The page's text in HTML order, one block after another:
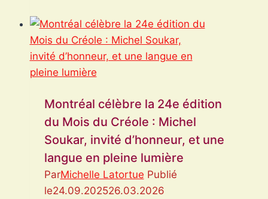
Et
vous
m’avez
Discours
imaginaire
de
Dessalines
à
la
Montréal célèbre la 24e édition
du Mois du Créole : Michel
Soukar, invité d’honneur, et une
langue en pleine lumière
ParMichelle Latortue Publié
le24.09.202526.03.2026